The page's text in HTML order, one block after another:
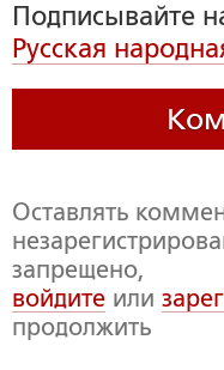
Подписывайте
Русская
Оставлять
запрещено,
войдите или
продолжить